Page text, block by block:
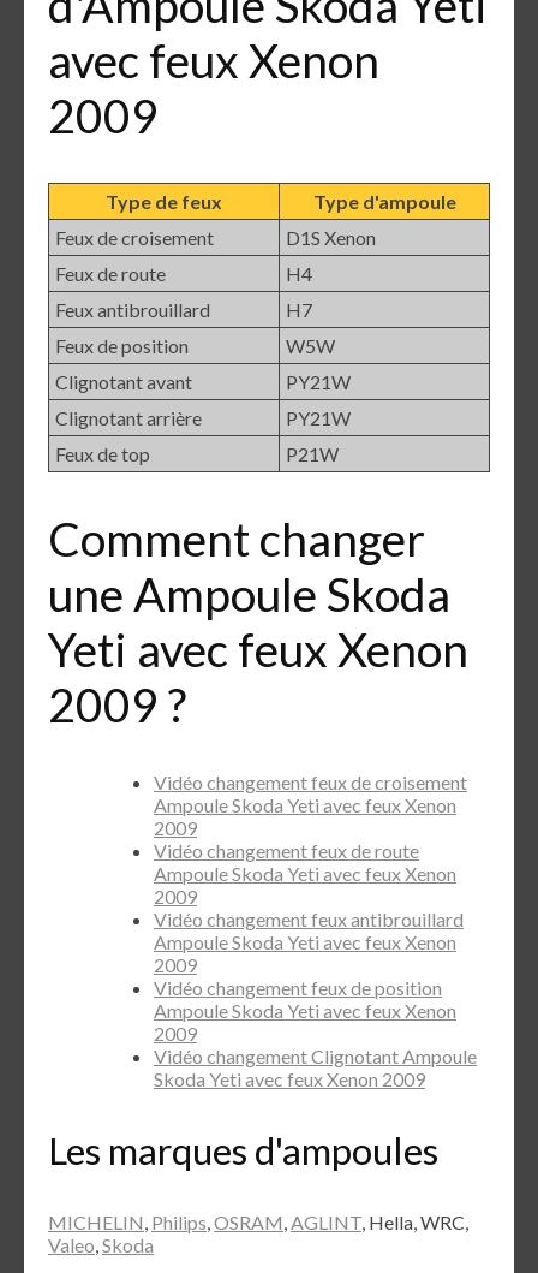
avec feux Xenon
2009
Type de feux
Type d'ampoule
Feux de croisement
D1S Xenon
Feux de route
H4
Feux antibrouillard
H7
Feux de position
W5W
Clignotant avant
PY21W
Clignotant arrière
PY21W
Feux de top
P21W
Comment changer
une Ampoule Skoda
Yeti avec feux Xenon
2009 ?
Vidéo changement feux de croisement
Ampoule Skoda Yeti avec feux Xenon
2009
Vidéo changement feux de route
Ampoule Skoda Yeti avec feux Xenon
2009
Vidéo changement feux antibrouillard
Ampoule Skoda Yeti avec feux Xenon
2009
Vidéo changement feux de position
Ampoule Skoda Yeti avec feux Xenon
2009
Vidéo changement Clignotant Ampoule
Skoda Yeti avec feux Xenon 2009
Les marques d'ampoules
MICHELIN, Philips,OSRAM,AGLINT, Hella, WRC,
Valeo,Skoda